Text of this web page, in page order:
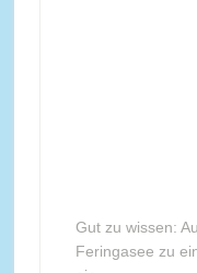
Gut zu wissen:
Feringasee zu